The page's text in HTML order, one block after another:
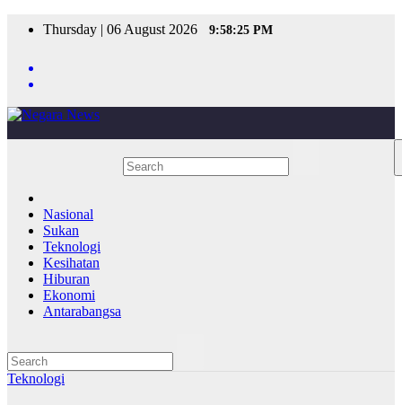
Thursday | 06 August 2026 9:58:25 PM
Nasional
Sukan
Teknologi
Kesihatan
Hiburan
Ekonomi
Antarabangsa
Teknologi